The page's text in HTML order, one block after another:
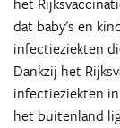
dat baby's en
infectieziekten
Dankzij het
infectieziekten
het buitenland